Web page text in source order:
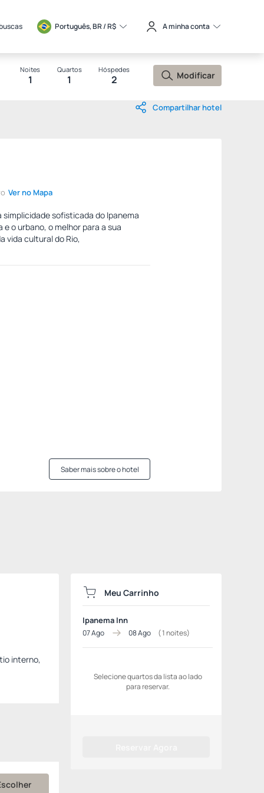
Português, BR / R$ A minha conta
Noites
1
Quartos
1
Hóspedes
2 Modificar
Compartilhar hotel
Ver no Mapa
simplicidade sofisticada do Ipanema
o urbano, o melhor para a sua
vida cultural do Rio,
Saber mais sobre o hotel
interno,
Meu Carrinho
Ipanema Inn
07 Ago 08 Ago (1noites)
Selecione quartos da lista ao lado
para reservar.